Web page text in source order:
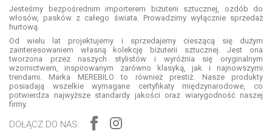
Jesteśmy bezpośrednim importerem biżuterii sztucznej, ozdób do
włosów, pasków z całego świata. Prowadzimy wyłącznie sprzedaż
hurtową.
Od wielu lat projektujemy i sprzedajemy cieszącą się dużym
zainteresowaniem własną kolekcję biżuterii sztucznej. Jest ona
tworzona przez naszych stylistów i wyróżnia się oryginalnym
wzornictwem, inspirowanym zarówno klasyką, jak i najnowszymi
trendami. Marka MEREBILO to również prestiż. Nasze produkty
posiadają wszelkie wymagane certyfikaty międzynarodowe, co
potwierdza najwyższe standardy jakości oraz wiarygodność naszej
firmy.
DOŁĄCZ DO NAS: